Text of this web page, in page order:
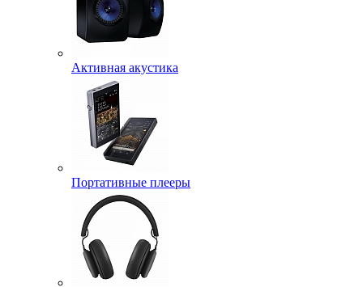
Активная акустика
Портативные плееры